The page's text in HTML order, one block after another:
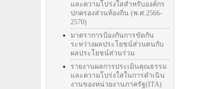
และความโปร่งใสสำหรับองค์กร
ปกครองส่วนท้องถิ่น (พ.ศ.2566-
2570)
มาตราการป้องกันการขัดกัน
ระหว่างผลประโยชน์ส่วนตนกับ
ผลประโยชน์ส่วนร่วม
รายงานผลการประเมินคุณธรรม
และความโปร่งใสในการดำเนิน
งานของหน่วยงานภาครัฐ(ITA)